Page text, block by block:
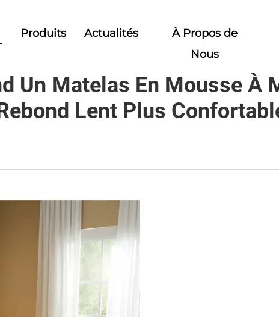
Produits Actualités
À Propos de
Nous
Un Matelas En Mousse À
Lent Plus